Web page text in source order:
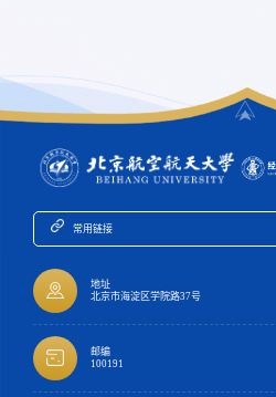
常用链接
地址
北京市海淀区学院路37号
邮编
100191